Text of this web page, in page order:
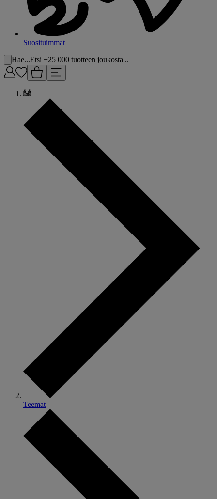
Suosituimmat
Hae...Etsi +25 000 tuotteen joukosta...
Teemat